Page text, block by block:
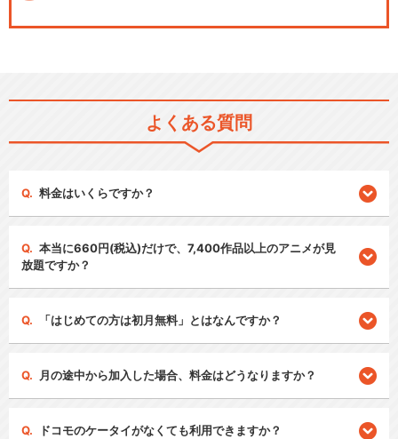
よくある質問
料金はいくらですか？
本当に660円(税込)だけで、7,400作品以上のアニメが見
放題ですか？
「はじめての方は初月無料」とはなんですか？
月の途中から加入した場合、料金はどうなりますか？
ドコモのケータイがなくても利用できますか？